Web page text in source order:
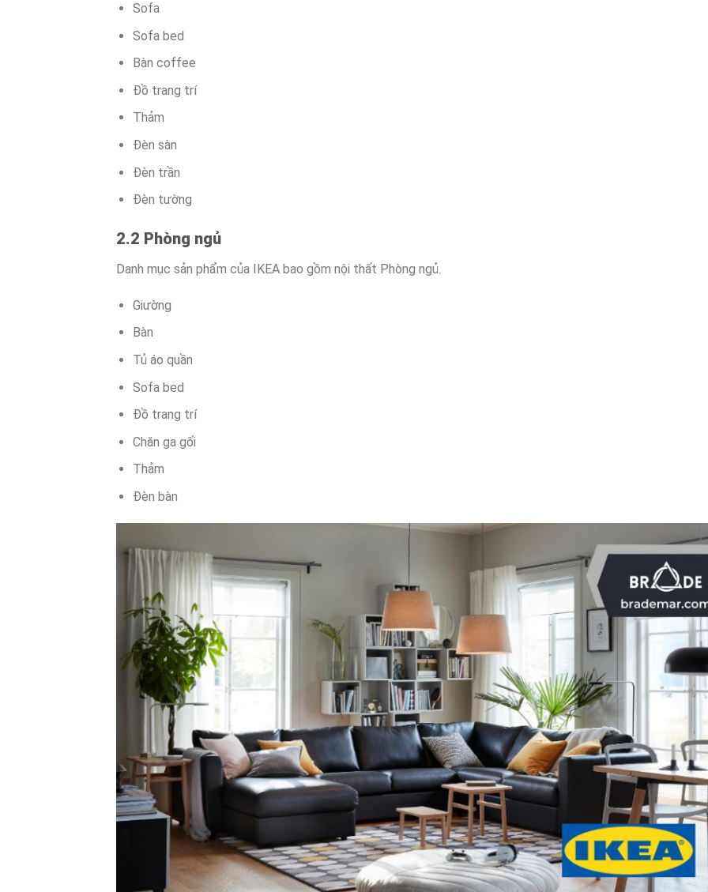
Sofa
Sofa bed
Bàn coffee
Đồ trang trí
Thảm
Đèn sàn
Đèn trần
Đèn tường
2.2 Phòng ngủ
Danh mục sản phẩm của IKEA bao gồm nội thất Phòng ngủ.
Giường
Bàn
Tủ áo quần
Sofa bed
Đồ trang trí
Chăn ga gối
Thảm
Đèn bàn